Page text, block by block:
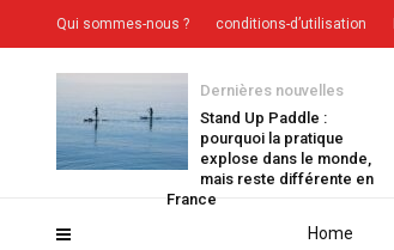
Home
Dernières nouvelles
Stand Up Paddle :
pourquoi la pratique
explose dans le monde,
mais reste différente en
France
Qui sommes-nous ? conditions-d’utilisation